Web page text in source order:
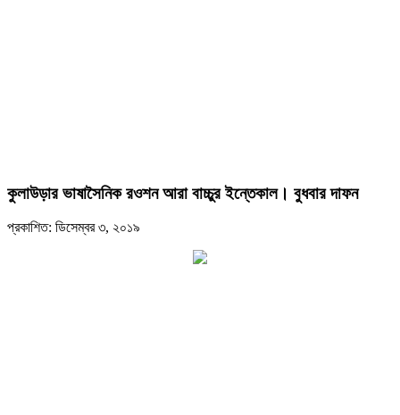
কুলাউড়ার ভাষাসৈনিক রওশন আরা বাচ্চুর ইন্তেকাল। বুধবার দাফন
প্রকাশিত: ডিসেম্বর ৩, ২০১৯